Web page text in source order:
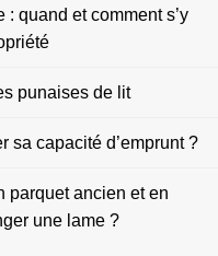
: quand et comment s’y
punaises de lit
sa capacité d’emprunt ?
parquet ancien et en
une lame ?